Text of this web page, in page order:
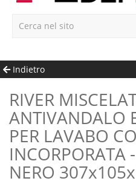
Indietro
RIVER MISCELATORE
ANTIVANDALO
PER LAVABO
INCORPORATA
NERO